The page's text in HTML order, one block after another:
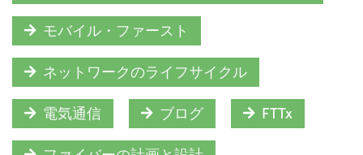
モバイル・ファースト
ネットワークのライフサイクル
電気通信 ブログ FTTx